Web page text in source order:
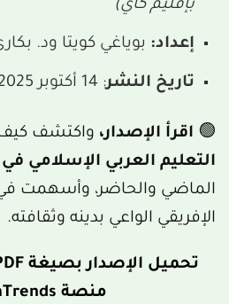
بإقليم كاي)
إعداد: بوياغي كويتا ود.
تاريخ النشر: 14 أكتوبر 2025م
🟢 اقرأ الإصدار، واكتشف
التعليم العربي الإسلامي
الماضي والحاضر، وأسهمت في
الإفريقي الواعي بدينه وثقافته.
منصة AfrikaTrends